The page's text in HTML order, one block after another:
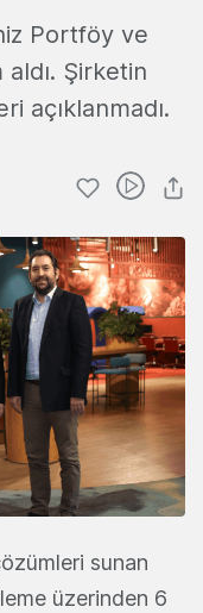
Portföy ve
Şirketin
açıklanmadı.
sunan
üzerinden 6